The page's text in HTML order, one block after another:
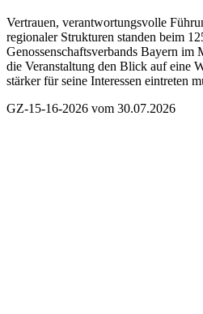
Vertrauen, verantwortungsvolle
regionaler Strukturen standen beim
Genossenschaftsverbands Bayern
die Veranstaltung den Blick auf eine
stärker für seine Interessen eintreten
GZ-15-16-2026 vom 30.07.2026